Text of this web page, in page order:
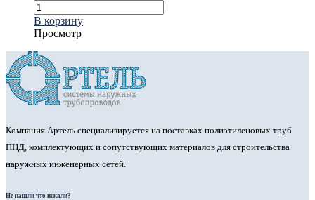
В корзину
Просмотр
Компания Артель специализируется на поставках полиэтиленовых труб
ПНД, комплектующих и сопутствующих материалов для строительства
наружных инженерных сетей.
Не нашли что искали?